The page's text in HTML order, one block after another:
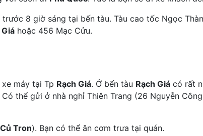
8 giờ sáng tại bến tàu. Tàu cao tốc Ngọc
hoặc 456 Mạc Cửu.
máy tại Tp Rạch Giá. Ở bến tàu Rạch Giá có rất
thể gửi ở nhà nghỉ Thiên Trang (26 Nguyễn
Tron). Bạn có thể ăn cơm trưa tại quán.